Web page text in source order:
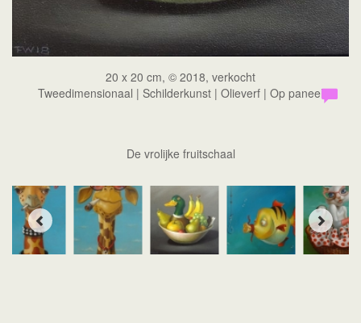
20 x 20 cm, © 2018, verkocht
Tweedimensionaal | Schilderkunst | Olieverf | Op paneel
De vrolijke fruitschaal